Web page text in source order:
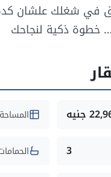
في شغلك علشان
ذكية لنجاحك
جنيه المساحة
3